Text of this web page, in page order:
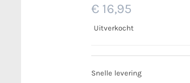
€ 16,95
Uitverkocht
Snelle levering